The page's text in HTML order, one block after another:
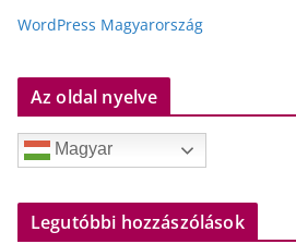
WordPress Magyarország
Az oldal nyelve
Magyar
Legutóbbi hozzászólások